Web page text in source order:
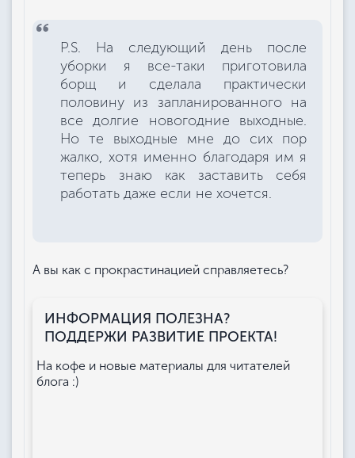
P.S. На следующий день после
уборки я все-таки приготовила
борщ и сделала практически
половину из запланированного на
все долгие новогодние выходные.
Но те выходные мне до сих пор
жалко, хотя именно благодаря им я
теперь знаю как заставить себя
работать даже если не хочется.
А вы как с прокрастинацией справляетесь?
ИНФОРМАЦИЯ ПОЛЕЗНА?
ПОДДЕРЖИ РАЗВИТИЕ ПРОЕКТА!
На кофе и новые материалы для читателей
блога :)